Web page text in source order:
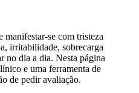
manifestar-se com tristeza
irritabilidade, sobrecarga
no dia a dia. Nesta página
e uma ferramenta de
de pedir avaliação.